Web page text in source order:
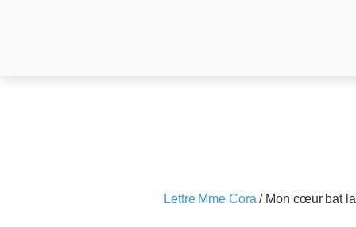
Lettre Mme Cora / Mon cœur bat